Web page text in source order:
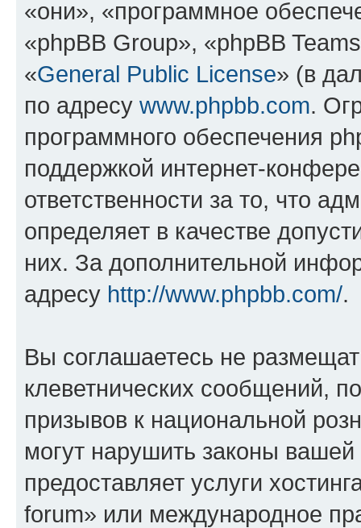
«они», «программное
«phpBB Group», «phpBB
«General Public License» (в
по адресу www.phpbb.com.
программного обеспечения
поддержкой интернет-
ответственности за то, что
определяет в качестве
них. За дополнительной
адресу http://www.phpbb.com/.
Вы соглашаетесь не
клеветнических сообщений,
призывов к национальной
могут нарушить законы
предоставляет услуги
forum» или международное